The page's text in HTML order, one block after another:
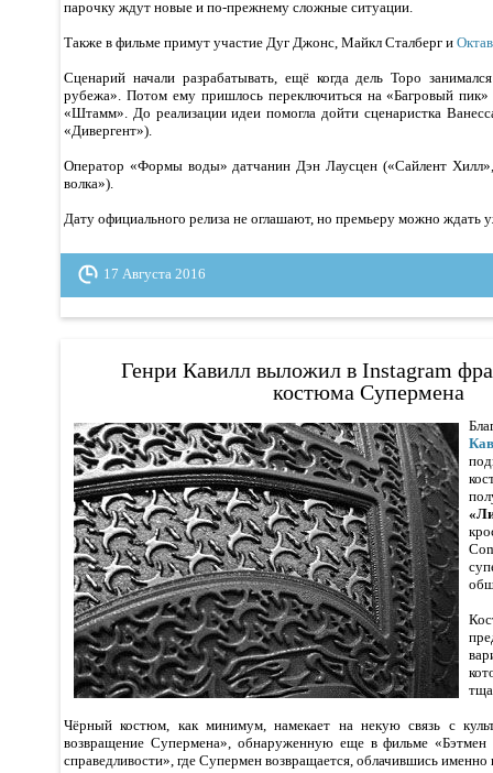
парочку ждут новые и по-прежнему сложные ситуации.
Также в фильме примут участие Дуг Джонс, Майкл Сталберг и
Сценарий начали разрабатывать, ещё когда дель Торо
рубежа». Потом ему пришлось переключиться на «Багровый пик»
«Штамм». До реализации идеи помогла дойти сценаристка
«Дивергент»).
Оператор «Формы воды» датчанин Дэн Лаусцен («Сайлент
волка»).
Дату официального релиза не оглашают, но премьеру можно ждать
17 Августа 2016
Генри Кавилл выложил в Instagram
костюма Супермена
Чёрный костюм, как минимум, намекает на некую связь с
возвращение Супермена», обнаруженную еще в фильме
справедливости», где Супермен возвращается, облачившись